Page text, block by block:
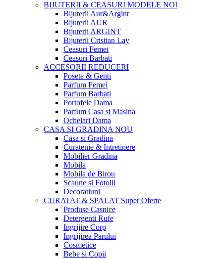
BIJUTERII & CEASURI MODELE NOI
Bijuterii Aur&Argint
Bijuterii AUR
Bijuterii ARGINT
Bijuterii Cristian Lay
Ceasuri Femei
Ceasuri Barbati
ACCESORII REDUCERI
Posete & Genti
Parfum Femei
Parfum Barbati
Portofele Dama
Parfum Casa si Masina
Ochelari Dama
CASA SI GRADINANOU
Casa si Gradina
Curatenie & Intretinere
Mobilier Gradina
Mobila
Mobila de Birou
Scaune si Fotolii
Decoratiuni
CURATAT & SPALAT Super Oferte
Produse Casnice
Detergenti Rufe
Ingrijire Corp
Ingrijirea Parului
Cosmetice
Bebe si Copii